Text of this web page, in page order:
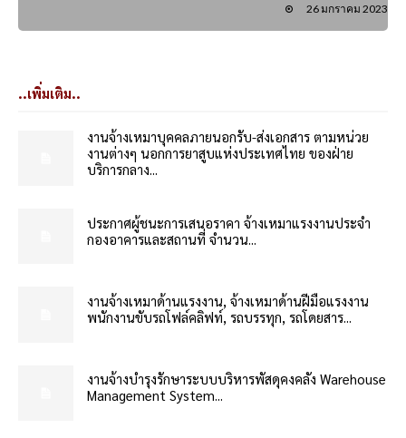
26 มกราคม 2023
..เพิ่มเติม..
งานจ้างเหมาบุคคลภายนอกรับ-ส่งเอกสาร ตามหน่วย
งานต่างๆ นอกการยาสูบแห่งประเทศไทย ของฝ่าย
บริการกลาง...
ประกาศผู้ชนะการเสนอราคา จ้างเหมาแรงงานประจำ
กองอาคารและสถานที่ จำนวน...
งานจ้างเหมาด้านแรงงาน, จ้างเหมาด้านฝีมือแรงงาน
พนักงานขับรถโฟล์คลิฟท์, รถบรรทุก, รถโดยสาร...
งานจ้างบำรุงรักษาระบบบริหารพัสดุคงคลัง Warehouse
Management System...